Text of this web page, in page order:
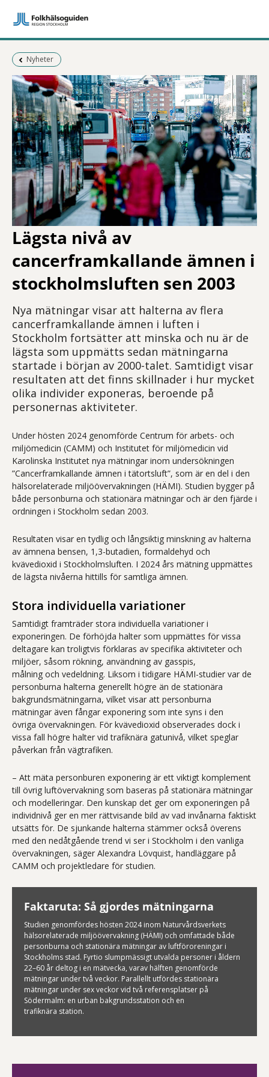
Föregående sida:
Nyheter
Lägsta nivå av
cancerframkallande ämnen i
stockholmsluften sen 2003
Nya mätningar visar att halterna av flera
cancerframkallande ämnen i luften i
Stockholm fortsätter att minska och nu är de
lägsta som uppmätts sedan mätningarna
startade i början av 2000-talet. Samtidigt visar
resultaten att det finns skillnader i hur mycket
olika individer exponeras, beroende på
personernas aktiviteter.
Under hösten 2024 genomförde Centrum för arbets- och
miljömedicin (CAMM) och Institutet för miljömedicin vid
Karolinska Institutet nya mätningar inom undersökningen
”Cancerframkallande ämnen i tätortsluft”, som är en del i den
hälsorelaterade miljöövervakningen (HÄMI). Studien bygger på
både personburna och stationära mätningar och är den fjärde i
ordningen i Stockholm sedan 2003.
Resultaten visar en tydlig och långsiktig minskning av halterna
av ämnena bensen, 1,3-butadien, formaldehyd och
kvävedioxid i Stockholmsluften. I 2024 års mätning uppmättes
de lägsta nivåerna hittills för samtliga ämnen.
Stora individuella variationer
Samtidigt framträder stora individuella variationer i
exponeringen. De förhöjda halter som uppmättes för vissa
deltagare kan troligtvis förklaras av specifika aktiviteter och
miljöer, såsom rökning, användning av gasspis,
målning och vedeldning. Liksom i tidigare HÄMI-studier var de
personburna halterna generellt högre än de stationära
bakgrundsmätningarna, vilket visar att personburna
mätningar även fångar exponering som inte syns i den
övriga övervakningen. För kvävedioxid observerades dock i
vissa fall högre halter vid trafiknära gatunivå, vilket speglar
påverkan från vägtrafiken.
– Att mäta personburen exponering är ett viktigt komplement
till övrig luftövervakning som baseras på stationära mätningar
och modelleringar. Den kunskap det ger om exponeringen på
individnivå ger en mer rättvisande bild av vad invånarna faktiskt
utsätts för. De sjunkande halterna stämmer också överens
med den nedåtgående trend vi ser i Stockholm i den vanliga
övervakningen, säger Alexandra Lövquist, handläggare på
CAMM och projektledare för studien.
Faktaruta: Så gjordes mätningarna
Studien genomfördes hösten 2024 inom Naturvårdsverkets
hälsorelaterade miljöövervakning (HÄMI) och omfattade både
personburna och stationära mätningar av luftföroreningar i
Stockholms stad. Fyrtio slumpmässigt utvalda personer i åldern
22–60 år deltog i en mätvecka, varav hälften genomförde
mätningar under två veckor. Parallellt utfördes stationära
mätningar under sex veckor vid två referensplatser på
Södermalm: en urban bakgrundsstation och en
trafiknära station.